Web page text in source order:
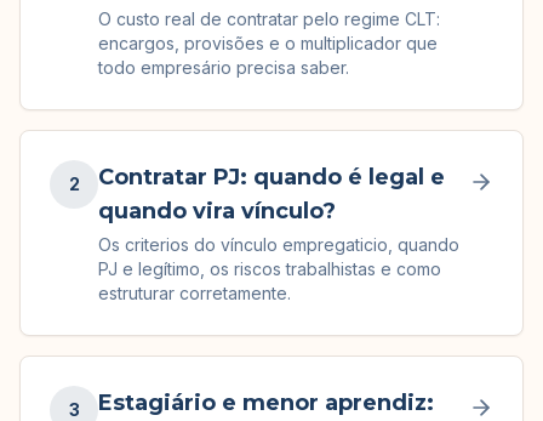
O custo real de contratar pelo regime CLT:
encargos, provisões e o multiplicador que
todo empresário precisa saber.
2
Contratar PJ: quando é legal e
quando vira vínculo?
Os criterios do vínculo empregaticio, quando
PJ e legítimo, os riscos trabalhistas e como
estruturar corretamente.
3
Estagiário e menor aprendiz: